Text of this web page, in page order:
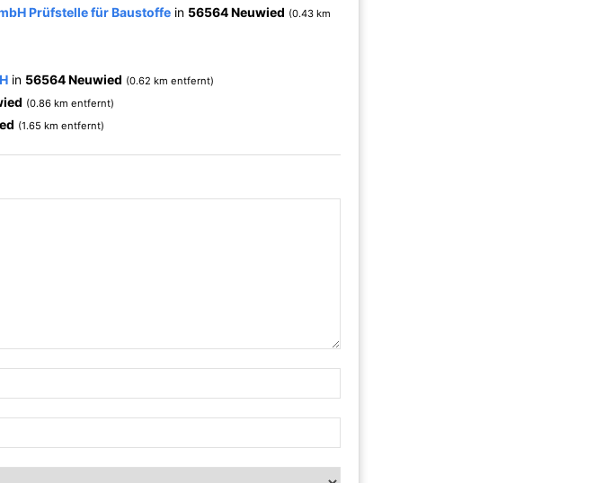
Prüfstelle für Baustoffe in 56564 Neuwied (0.43 km
in 56564 Neuwied (0.62 km entfernt)
(0.86 km entfernt)
(1.65 km entfernt)